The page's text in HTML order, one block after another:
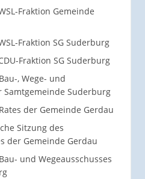
Fraktion Gemeinde
Fraktion SG Suderburg
Fraktion SG Suderburg
, Wege- und
Samtgemeinde Suderburg
der Gemeinde Gerdau
Sitzung des
der Gemeinde Gerdau
und Wegeausschusses